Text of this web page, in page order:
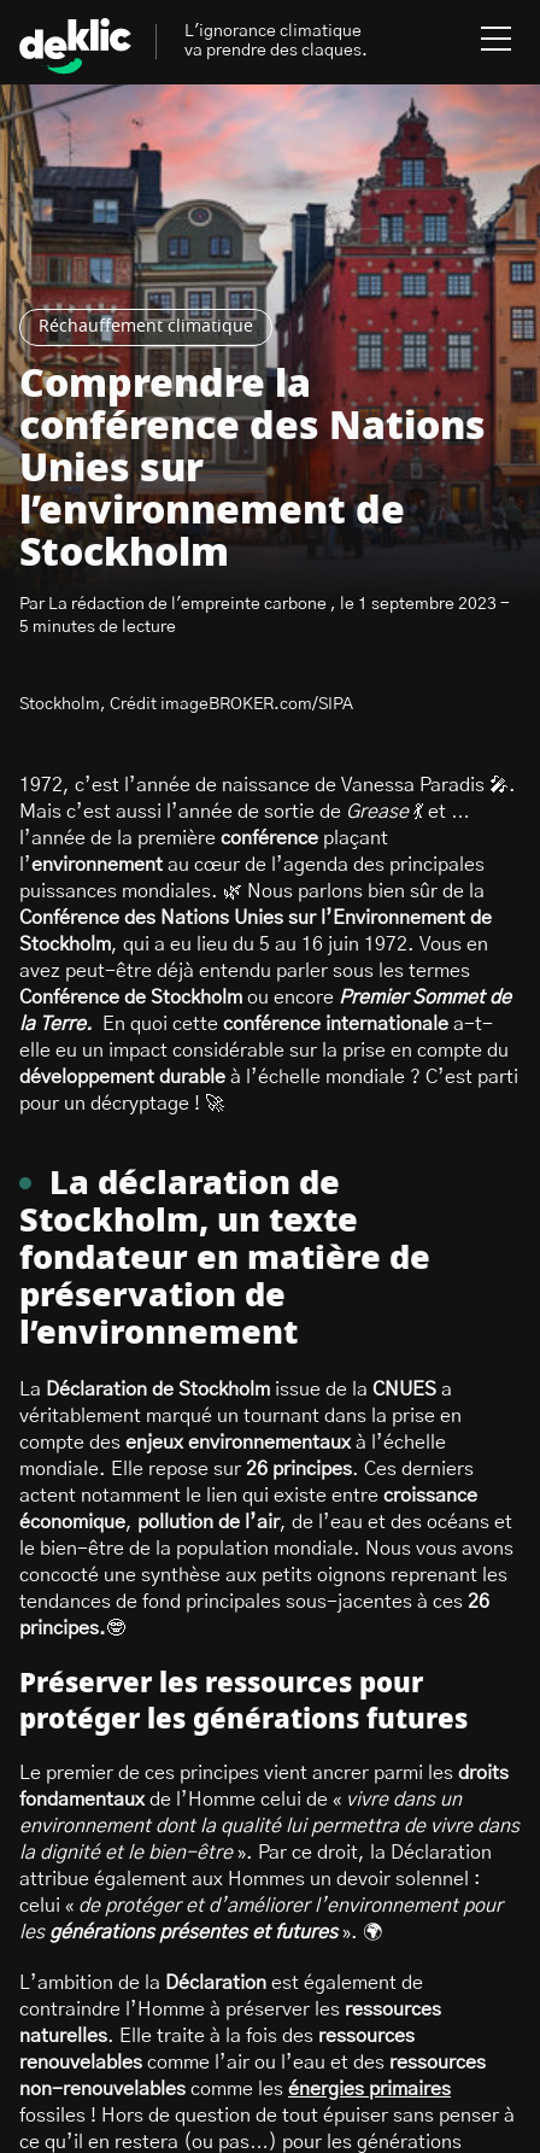
Réchauffement climatique
Comprendre la
conférence des Nations
Unies sur
l’environnement de
Stockholm
Par La rédaction de l'empreinte carbone , le 1 septembre 2023 -
5 minutes de lecture
Stockholm, Crédit imageBROKER.com/SIPA
1972, c’est l’année de naissance de Vanessa Paradis 🎤.
Mais c’est aussi l’année de sortie de Grease💃 et …
l’année de la première conférence plaçant
l’environnement au cœur de l’agenda des principales
puissances mondiales. 🌿 Nous parlons bien sûr de la
Conférence des Nations Unies sur l’Environnement de
Stockholm, qui a eu lieu du 5 au 16 juin 1972. Vous en
avez peut-être déjà entendu parler sous les termes
Conférence de Stockholm ou encore Premier Sommet de
la Terre. En quoi cette conférence internationale a-t-
elle eu un impact considérable sur la prise en compte du
développement durable à l’échelle mondiale ? C’est parti
pour un décryptage ! 🚀
La déclaration de
Stockholm, un texte
fondateur en matière de
préservation de
l’environnement
La Déclaration de Stockholm issue de la CNUES a
véritablement marqué un tournant dans la prise en
compte des enjeux environnementaux à l’échelle
mondiale. Elle repose sur 26 principes. Ces derniers
actent notamment le lien qui existe entre croissance
économique, pollution de l’air, de l’eau et des océans et
le bien-être de la population mondiale. Nous vous avons
concocté une synthèse aux petits oignons reprenant les
tendances de fond principales sous-jacentes à ces 26
principes.🤓
Préserver les ressources pour
protéger les générations futures
Le premier de ces principes vient ancrer parmi les droits
fondamentaux de l’Homme celui de « vivre dans un
environnement dont la qualité lui permettra de vivre dans
la dignité et le bien-être». Par ce droit, la Déclaration
attribue également aux Hommes un devoir solennel :
celui « de protéger et d’améliorer l’environnement pour
les générations présentes et futures». 🌍
L’ambition de la Déclaration est également de
contraindre l’Homme à préserver les ressources
naturelles. Elle traite à la fois des ressources
renouvelables comme l’air ou l’eau et des ressources
non-renouvelables comme les énergies primaires
fossiles ! Hors de question de tout épuiser sans penser à
ce qu’il en restera (ou pas…) pour les générations
L'ignorance climatique
va prendre des claques.
Rechercher
:
Environnement
Aides, bons plans & cie
Énergies renouvelables
Mobilités durables
Gestes écologiques
Inspiré.es inspirant.es
S’abonner à la newsletter
Rechercher
:
Les mots clés les plus
recherchés sur Deklic
Transition Écologique deklic kids
interview Volte-face influenceur.se